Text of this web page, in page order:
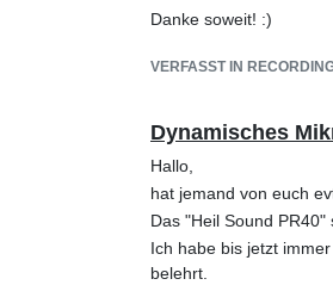
Danke soweit! :)
VERFASST IN
​Dynamisches
Hallo,
hat jemand von euch
Das "Heil Sound PR40"
Ich habe bis jetzt
belehrt.